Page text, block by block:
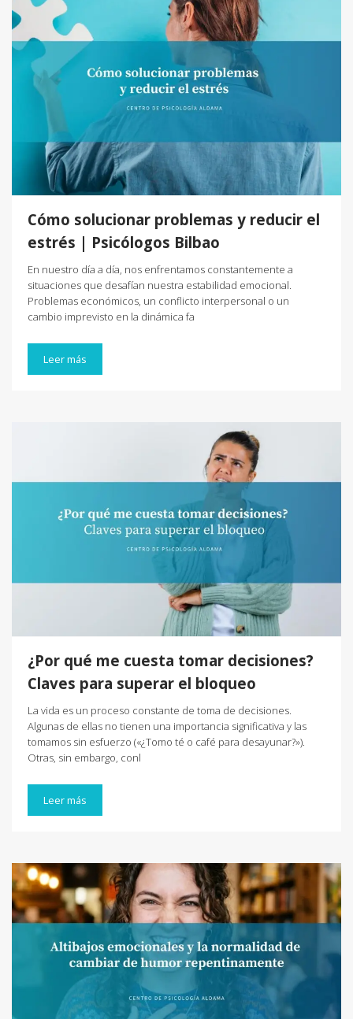
Cómo solucionar problemas y reducir el
estrés | Psicólogos Bilbao
En nuestro día a día, nos enfrentamos constantemente a
situaciones que desafían nuestra estabilidad emocional.
Problemas económicos, un conflicto interpersonal o un
cambio imprevisto en la dinámica fa
Leer más
¿Por qué me cuesta tomar decisiones?
Claves para superar el bloqueo
La vida es un proceso constante de toma de decisiones.
Algunas de ellas no tienen una importancia significativa y las
tomamos sin esfuerzo («¿Tomo té o café para desayunar?»).
Otras, sin embargo, conl
Leer más